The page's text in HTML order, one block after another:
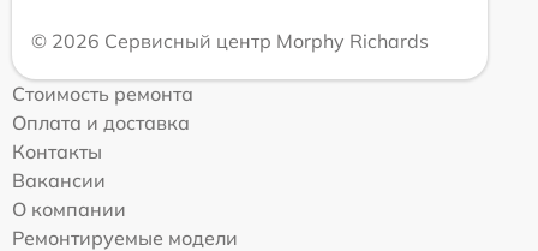
© 2026 Сервисный центр Morphy Richards
Стоимость ремонта
Оплата и доставка
Контакты
Вакансии
О компании
Ремонтируемые модели